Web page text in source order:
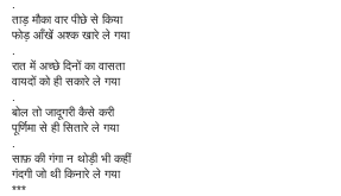
ताड़ मौका वार पीछे से किया
फोड़ आँखें अश्क खारे ले गया
रात में अच्छे दिनों का वासता
वायदों को ही सकारे ले गया
बोल तो जादूगरी कैसे करी
पूर्णिमा से ही सितारे ले गया
साफ़ की गंगा न थोड़ी भी कहीं
गंदगी जो थी किनारे ले गया
***